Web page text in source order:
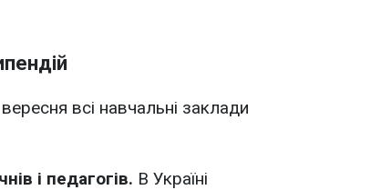
всі навчальні заклади
і педагогів. В Україні